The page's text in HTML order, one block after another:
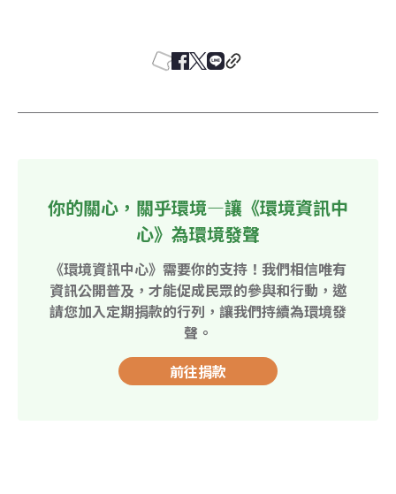
你的關心，關乎環境—讓《環境資訊中
心》為環境發聲
《環境資訊中心》需要你的支持！我們相信唯有
資訊公開普及，才能促成民眾的參與和行動，邀
請您加入定期捐款的行列，讓我們持續為環境發
聲。
前往捐款